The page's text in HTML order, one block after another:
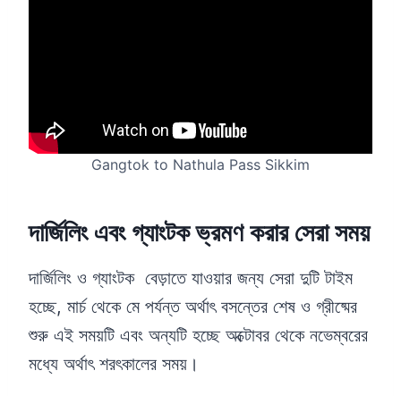
Gangtok to Nathula Pass Sikkim
দার্জিলিং এবং গ্যাংটক ভ্রমণ করার সেরা সময়
দার্জিলিং ও গ্যাংটক বেড়াতে যাওয়ার জন্য সেরা দুটি টাইম
হচ্ছে, মার্চ থেকে মে পর্যন্ত অর্থাৎ বসন্তের শেষ ও গ্রীষ্মের
শুরু এই সময়টি এবং অন্যটি হচ্ছে অক্টোবর থেকে নভেম্বরের
মধ্যে অর্থাৎ শরৎকালের সময়।